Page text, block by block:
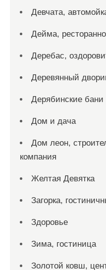
Девчата,
Дейма,
Деребас,
Деревянный
Дерябинские бани
Дом и дача
Дом леон,
компания
Желтая Девятка
Загорка,
Здоровье
Зима, гостиница
Золотой ковш,